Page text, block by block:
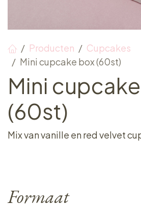
Producten
Cupcakes
Mini cupcake box (60st)
Mini
(60st)
Mix van vanille en red velvet
Formaat